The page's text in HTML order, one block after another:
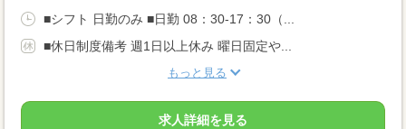
■シフト 日勤のみ ■日勤 08：30-17：30（...
■休日制度備考 週1日以上休み 曜日固定や...
もっと見る
求人詳細を見る